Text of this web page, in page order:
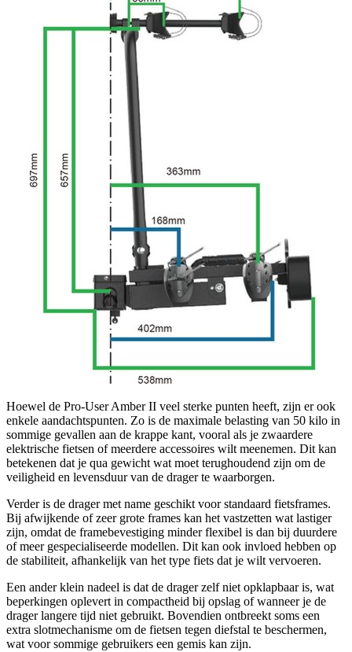
Hoewel de Pro-User Amber II veel sterke punten heeft, zijn er ook
enkele aandachtspunten. Zo is de maximale belasting van 50 kilo in
sommige gevallen aan de krappe kant, vooral als je zwaardere
elektrische fietsen of meerdere accessoires wilt meenemen. Dit kan
betekenen dat je qua gewicht wat moet terughoudend zijn om de
veiligheid en levensduur van de drager te waarborgen.
Verder is de drager met name geschikt voor standaard fietsframes.
Bij afwijkende of zeer grote frames kan het vastzetten wat lastiger
zijn, omdat de framebevestiging minder flexibel is dan bij duurdere
of meer gespecialiseerde modellen. Dit kan ook invloed hebben op
de stabiliteit, afhankelijk van het type fiets dat je wilt vervoeren.
Een ander klein nadeel is dat de drager zelf niet opklapbaar is, wat
beperkingen oplevert in compactheid bij opslag of wanneer je de
drager langere tijd niet gebruikt. Bovendien ontbreekt soms een
extra slotmechanisme om de fietsen tegen diefstal te beschermen,
wat voor sommige gebruikers een gemis kan zijn.